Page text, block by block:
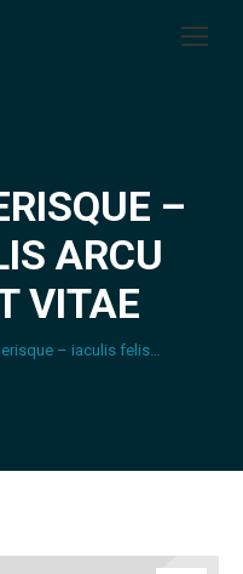
–
ARCU
VITAE
hier:
– iaculis felis…